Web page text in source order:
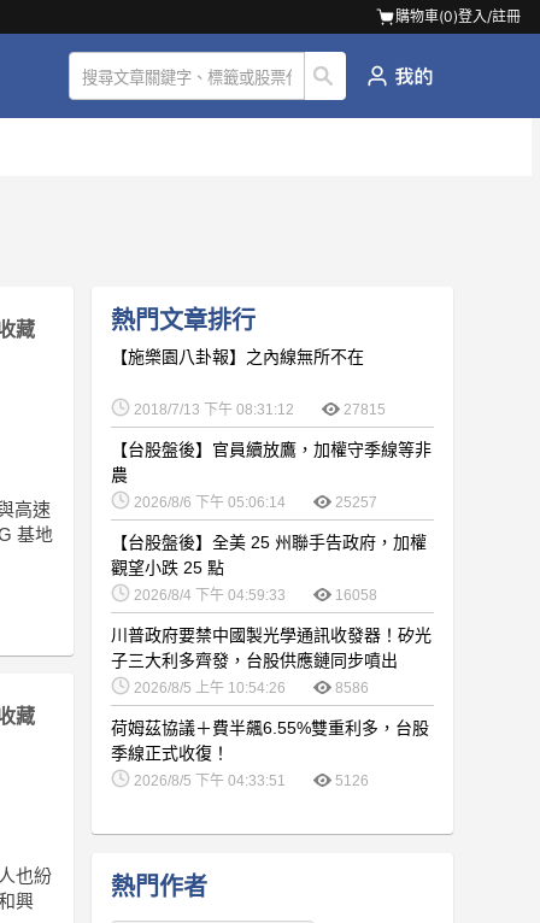
購物車(0)登入/註冊
藏
高速
基地
藏
也紛
興
熱門文章排行
【施樂園八卦報】之內線無所不在
2018/7/13 下午 08:31:12 27815
【台股盤後】官員續放鷹，加權守季線等非
農
2026/8/6 下午 05:06:14 25257
【台股盤後】全美 25 州聯手告政府，加權
觀望小跌 25 點
2026/8/4 下午 04:59:33 16058
川普政府要禁中國製光學通訊收發器！矽光
子三大利多齊發，台股供應鏈同步噴出
2026/8/5 上午 10:54:26 8586
荷姆茲協議＋費半飆6.55%雙重利多，台股
季線正式收復！
2026/8/5 下午 04:33:51 5126
熱門作者